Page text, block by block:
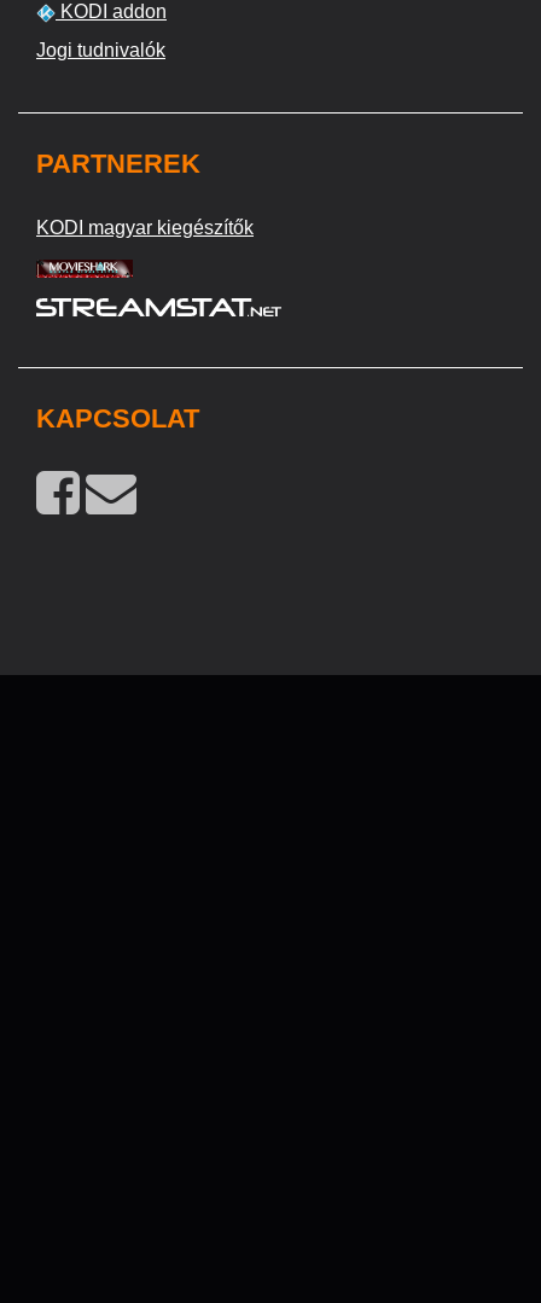
KODI addon
Jogi tudnivalók
PARTNEREK
KODI magyar kiegészítők
KAPCSOLAT